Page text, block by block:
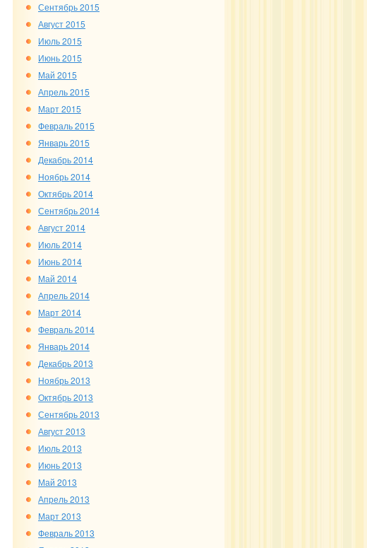
Сентябрь 2015
Август 2015
Июль 2015
Июнь 2015
Май 2015
Апрель 2015
Март 2015
Февраль 2015
Январь 2015
Декабрь 2014
Ноябрь 2014
Октябрь 2014
Сентябрь 2014
Август 2014
Июль 2014
Июнь 2014
Май 2014
Апрель 2014
Март 2014
Февраль 2014
Январь 2014
Декабрь 2013
Ноябрь 2013
Октябрь 2013
Сентябрь 2013
Август 2013
Июль 2013
Июнь 2013
Май 2013
Апрель 2013
Март 2013
Февраль 2013